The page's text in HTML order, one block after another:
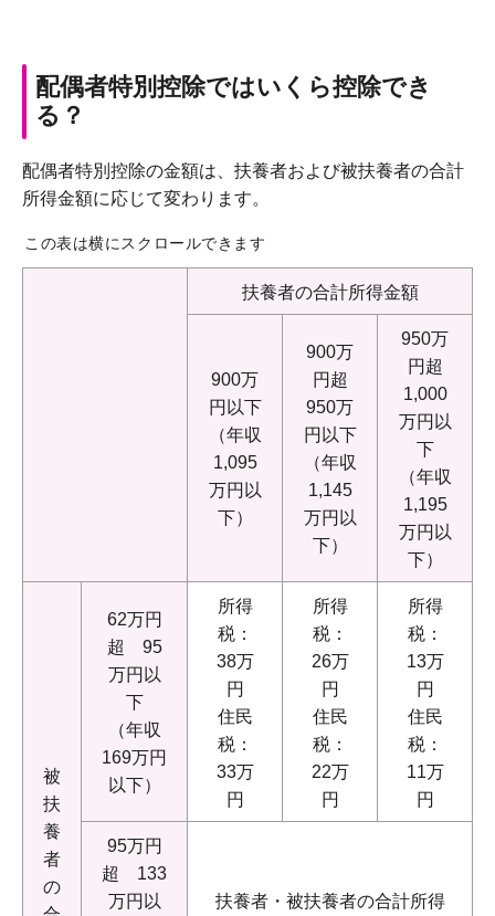
配偶者特別控除ではいくら控除でき
る？
配偶者特別控除の金額は、扶養者および被扶養者の合計
所得金額に応じて変わります。
この表は横にスクロールできます
扶養者の合計所得金額
900万
円以下
（年収
1,095
万円以
下）
900万
円超
950万
円以下
（年収
1,145
万円以
下）
950万
円超
1,000
万円以
下
（年収
1,195
万円以
下）
被
扶
養
者
の
62万円
超 95
万円以
下
（年収
169万円
以下）
所得
税：
38万
円
住民
税：
33万
円
所得
税：
26万
円
住民
税：
22万
円
所得
税：
13万
円
住民
税：
11万
円
95万円
超 133
万円以
扶養者・被扶養者の合計所得